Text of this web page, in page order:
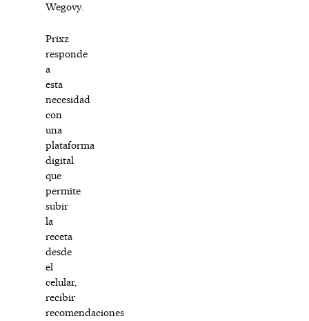
Wegovy.
Prixz
responde
a
esta
necesidad
con
una
plataforma
digital
que
permite
subir
la
receta
desde
el
celular,
recibir
recomendaciones